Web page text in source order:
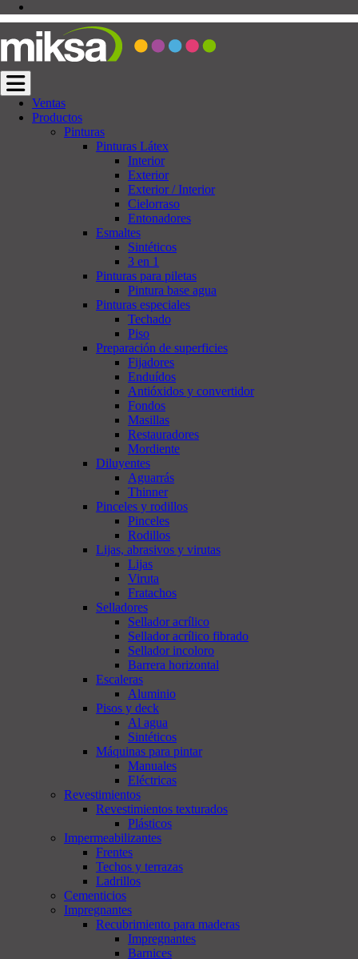
Cambiar navegación
Ventas
Productos
Pinturas
Pinturas Látex
Interior
Exterior
Exterior / Interior
Cielorraso
Entonadores
Esmaltes
Sintéticos
3 en 1
Pinturas para piletas
Pintura base agua
Pinturas especiales
Techado
Piso
Preparación de superficies
Fijadores
Enduídos
Antióxidos y convertidor
Fondos
Masillas
Restauradores
Mordiente
Diluyentes
Aguarrás
Thinner
Pinceles y rodillos
Pinceles
Rodillos
Lijas, abrasivos y virutas
Lijas
Viruta
Fratachos
Selladores
Sellador acrílico
Sellador acrílico fibrado
Sellador incoloro
Barrera horizontal
Escaleras
Aluminio
Pisos y deck
Al agua
Sintéticos
Máquinas para pintar
Manuales
Eléctricas
Revestimientos
Revestimientos texturados
Plásticos
Impermeabilizantes
Frentes
Techos y terrazas
Ladrillos
Cementicios
Impregnantes
Recubrimiento para maderas
Impregnantes
Barnices